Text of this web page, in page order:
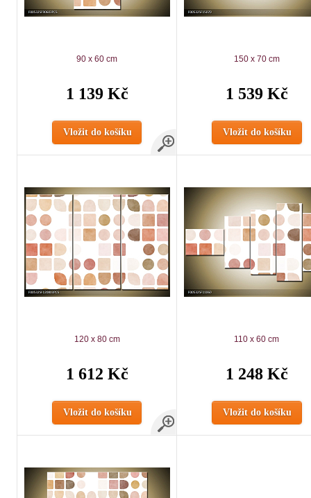
90 x 60 cm
1 139 Kč
Vložit do košíku
150 x 70 cm
1 539 Kč
Vložit do košíku
120 x 80 cm
1 612 Kč
Vložit do košíku
110 x 60 cm
1 248 Kč
Vložit do košíku